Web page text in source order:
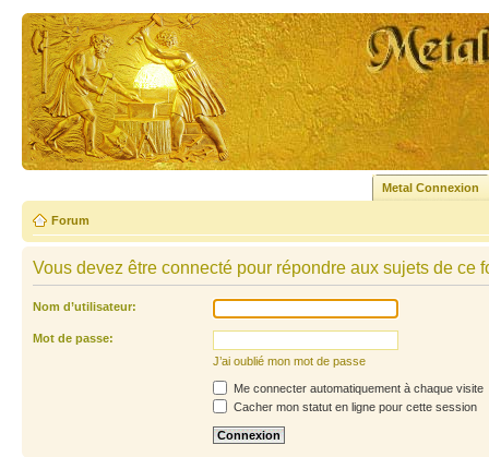
Metal Connexion
Forum
Vous devez être connecté pour répondre aux sujets de ce
Nom d’utilisateur:
Mot de passe:
J’ai oublié mon mot de passe
Me connecter automatiquement à chaque visite
Cacher mon statut en ligne pour cette session